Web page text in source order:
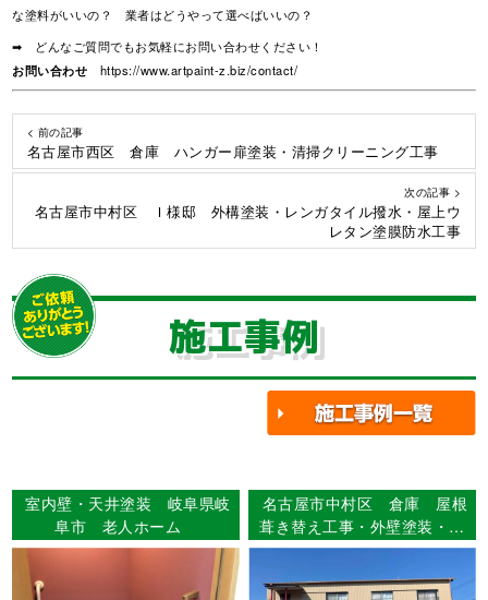
な塗料がいいの？ 業者はどうやって選べばいいの？
➡ どんなご質問でもお気軽にお問い合わせください！
お問い合わせ
https://www.artpaint-z.biz/contact/
< 前の記事
名古屋市西区 倉庫 ハンガー扉塗装・清掃クリーニング工事
次の記事 >
名古屋市中村区 Ｉ様邸 外構塗装・レンガタイル撥水・屋上ウ
レタン塗膜防水工事
施工事例
室内壁・天井塗装 岐阜県岐
阜市 老人ホーム
名古屋市中村区 倉庫 屋根
葺き替え工事・外壁塗装・付
帯部塗装工事 【使用塗料】